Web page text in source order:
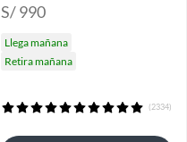
S/ 990
Llega mañana
Retira mañana
(2334)